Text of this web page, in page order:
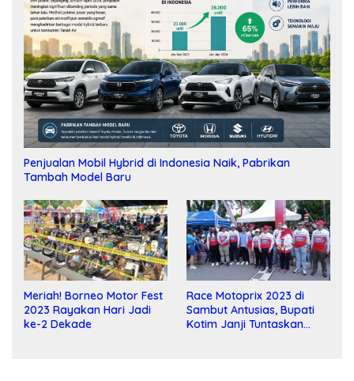
Penjualan Mobil Hybrid di Indonesia Naik, Pabrikan
Tambah Model Baru
Meriah! Borneo Motor Fest
2023 Rayakan Hari Jadi
ke-2 Dekade
Race Motoprix 2023 di
Sambut Antusias, Bupati
Kotim Janji Tuntaskan